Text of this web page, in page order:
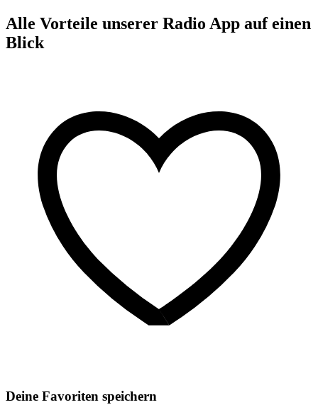
Alle Vorteile unserer Radio App auf einen
Blick
Deine Favoriten speichern